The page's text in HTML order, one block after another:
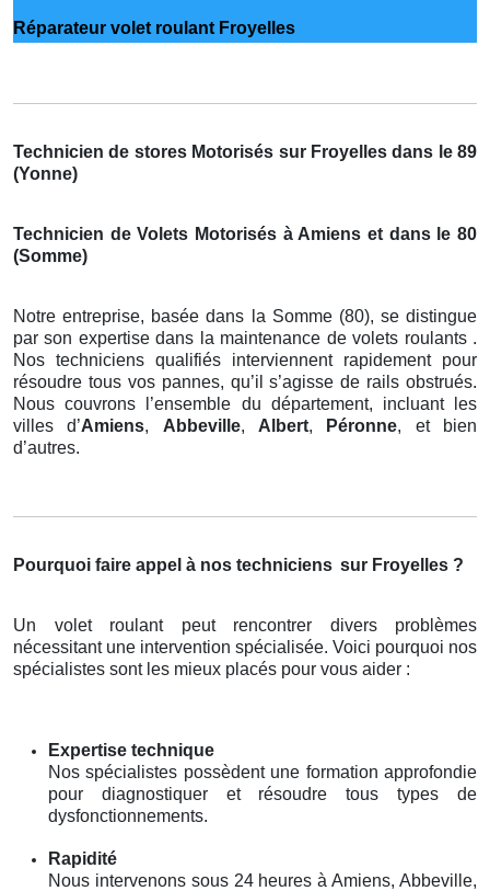
Réparateur volet roulant Froyelles
Technicien de stores Motorisés sur Froyelles dans le 89
(Yonne)
Technicien de Volets Motorisés à Amiens et dans le 80
(Somme)
Notre entreprise, basée dans la Somme (80), se distingue
par son expertise dans la maintenance de volets roulants .
Nos techniciens qualifiés interviennent rapidement pour
résoudre tous vos pannes, qu’il s’agisse de rails obstrués.
Nous couvrons l’ensemble du département, incluant les
villes d’Amiens, Abbeville, Albert, Péronne, et bien
d’autres.
Pourquoi faire appel à nos techniciens sur Froyelles ?
Un volet roulant peut rencontrer divers problèmes
nécessitant une intervention spécialisée. Voici pourquoi nos
spécialistes sont les mieux placés pour vous aider :
Expertise technique
Nos spécialistes possèdent une formation approfondie
pour diagnostiquer et résoudre tous types de
dysfonctionnements.
Rapidité
Nous intervenons sous 24 heures à Amiens, Abbeville,